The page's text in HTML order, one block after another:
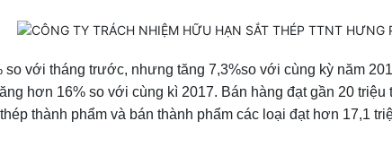
với tháng trước, nhưng tăng 7,3%so với cùng kỳ năm
hơn 16% so với cùng kì 2017. Bán hàng đạt gần 20
thành phẩm và bán thành phẩm các loại đạt hơn 17,1